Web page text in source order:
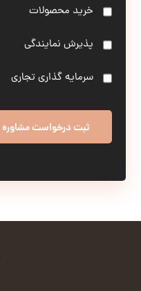
خرید محصولات
پذیرش نمایندگی
سرمایه گذاری تجاری